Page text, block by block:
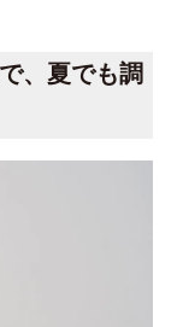
、夏でも調